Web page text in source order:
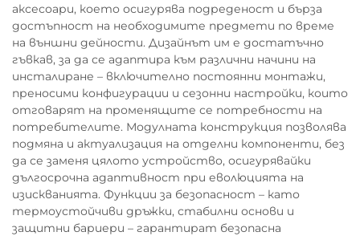
аксесоари, което осигурява подреденост и бърза
достъпност на необходимите предмети по време
на външни дейности. Дизайнът им е достатъчно
гъвкав, за да се адаптира към различни начини на
инсталиране – включително постоянни монтажи,
преносими конфигурации и сезонни настройки, които
отговарят на променящите се потребности на
потребителите. Модулната конструкция позволява
подмяна и актуализация на отделни компоненти, без
да се заменя цялото устройство, осигурявайки
дългосрочна адаптивност при еволюцията на
изискванията. Функции за безопасност – като
термоустойчиви дръжки, стабилни основи и
защитни бариери – гарантират безопасна